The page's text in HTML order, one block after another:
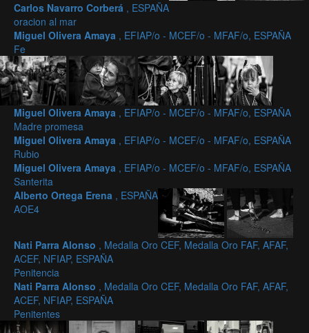
Carlos Navarro Corberá , ESPAÑA
oracion al mar
Miguel Olivera Amaya , EFIAP/o - MCEF/o - MFAF/o, ESPAÑA
Fe
Miguel Olivera Amaya , EFIAP/o - MCEF/o - MFAF/o, ESPAÑA
Madre promesa
Miguel Olivera Amaya , EFIAP/o - MCEF/o - MFAF/o, ESPAÑA
Rubio
Miguel Olivera Amaya , EFIAP/o - MCEF/o - MFAF/o, ESPAÑA
Santerita
Alberto Ortega Erena , ESPAÑA
AOE4
Nati Parra Alonso , Medalla Oro CEF, Medalla Oro FAF, AFAF,
ACEF, NFIAP, ESPAÑA
Penitencia
Nati Parra Alonso , Medalla Oro CEF, Medalla Oro FAF, AFAF,
ACEF, NFIAP, ESPAÑA
Penitentes